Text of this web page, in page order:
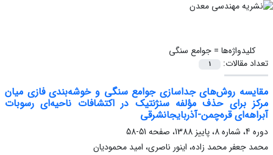
کلیدواژه‌ها =جوامع سنگی
تعداد مقالات:
1
مقایسه روش‌های جداسازی جوامع سنگی و خوشه‌بندی فازی میان
مرکز برای حذف مؤلفه سنژنتیک در اکتشافات ناحیه‌ای رسوبات
آبراهه‌ای قره‌چمن-آذربایجانشرقی
دوره 4، شماره 8، پاییز 1388، صفحه
51-58
محمد جعفر محمد زاده، اینور ناصری، امید محمودیان